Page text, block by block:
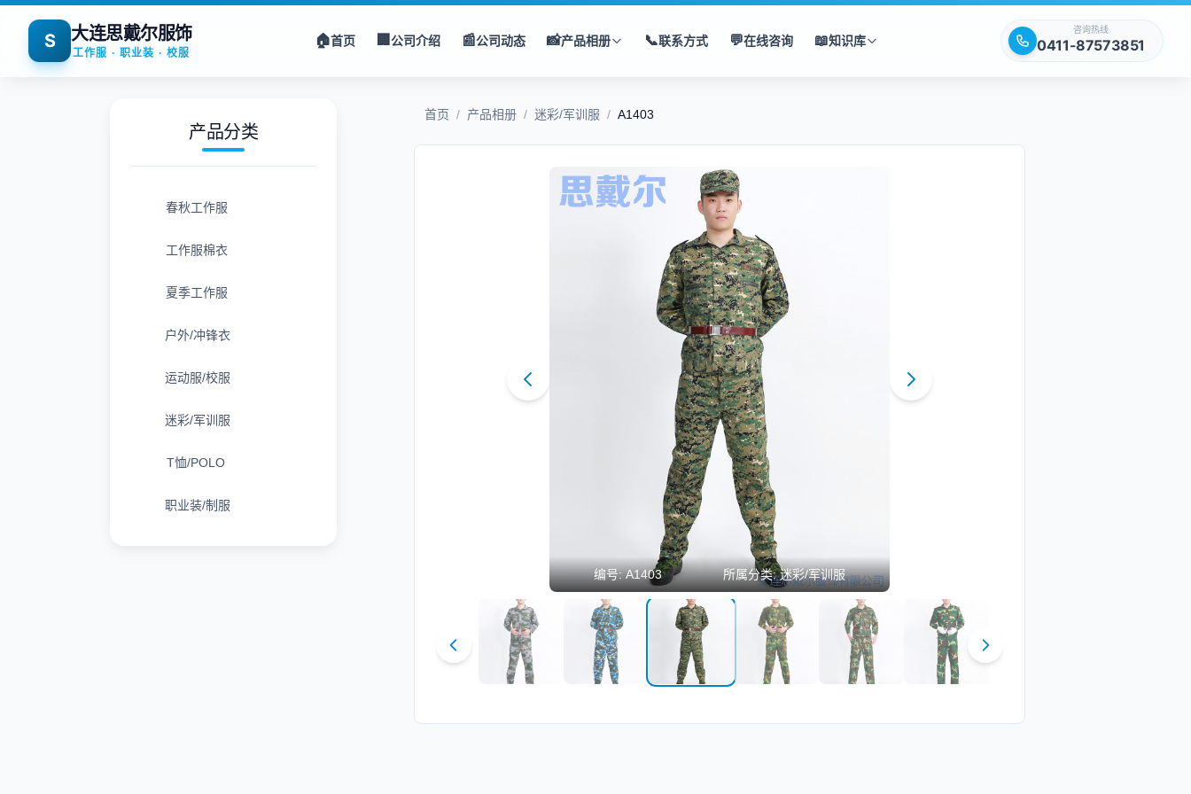
S 大连思戴尔服饰
工作服 · 职业装 · 校服
🏠首页 🏢公司介绍 📰公司动态 📸产品相册 📞联系方式 💬在线咨询 📖知识库
咨询热线
0411-87573851
产品分类
春秋工作服
工作服棉衣
夏季工作服
户外/冲锋衣
运动服/校服
迷彩/军训服
T恤/POLO
职业装/制服
首页 / 产品相册 / 迷彩/军训服 / A1403
编号:A1403 所属分类:迷彩/军训服